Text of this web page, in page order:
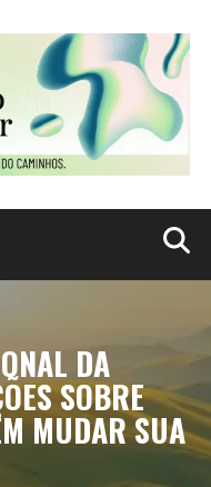
DA
SOBRE
MUDAR SUA